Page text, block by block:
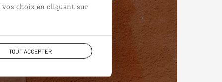
vos choix en cliquant sur
TOUT ACCEPTER